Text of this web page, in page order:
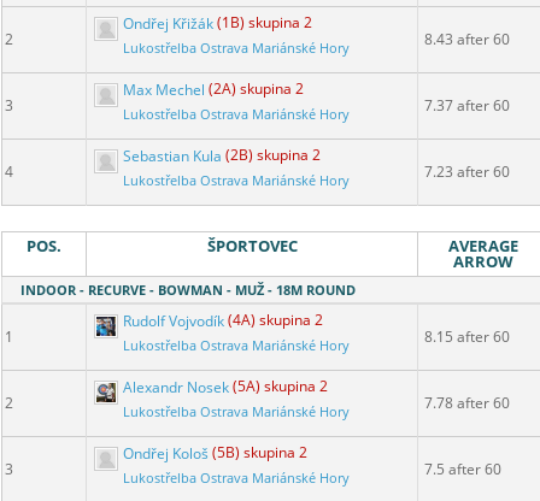
2
Ondřej Křižák(1B) skupina 2
Lukostřelba Ostrava Mariánské Hory 8.43 after 60
3
Max Mechel (2A) skupina 2
Lukostřelba Ostrava Mariánské Hory 7.37 after 60
4
Sebastian Kula (2B) skupina 2
Lukostřelba Ostrava Mariánské Hory 7.23 after 60
POS. ŠPORTOVEC AVERAGE
ARROW
INDOOR - RECURVE - BOWMAN - MUŽ - 18M ROUND
1
Rudolf Vojvodík(4A) skupina 2
Lukostřelba Ostrava Mariánské Hory 8.15 after 60
2
Alexandr Nosek(5A) skupina 2
Lukostřelba Ostrava Mariánské Hory 7.78 after 60
3
Ondřej Kološ (5B) skupina 2
Lukostřelba Ostrava Mariánské Hory 7.5 after 60